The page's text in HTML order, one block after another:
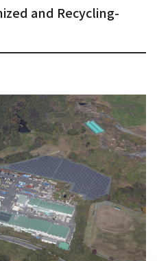
and Recycling-